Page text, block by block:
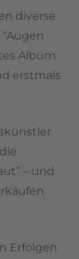
diverse
Album
erstmals
– und
Erfolgen